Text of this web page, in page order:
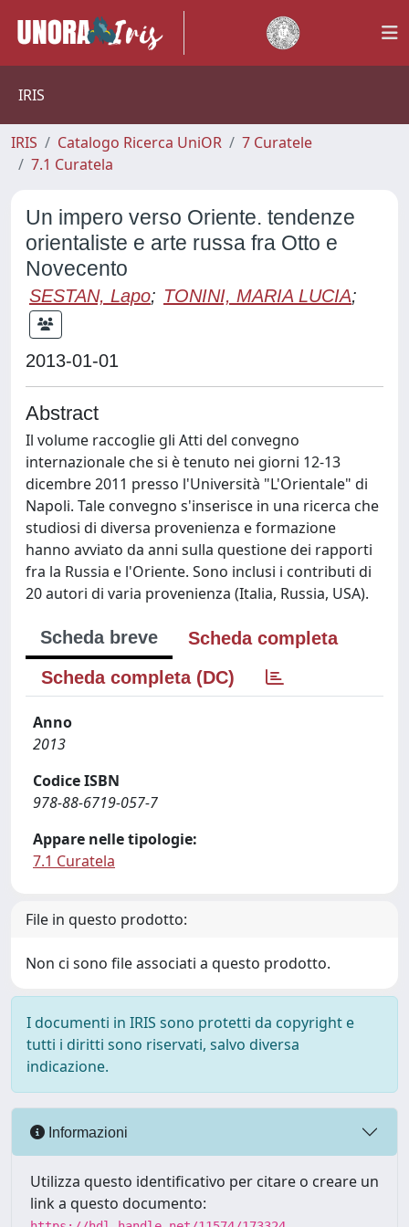
IRIS
IRIS Catalogo Ricerca UniOR
7 Curatele
7.1 Curatela
Un impero verso Oriente. tendenze
orientaliste e arte russa fra Otto e
Novecento
SESTAN, Lapo; TONINI, MARIA LUCIA;
2013-01-01
Abstract
Il volume raccoglie gli Atti del convegno
internazionale che si è tenuto nei giorni 12-13
dicembre 2011 presso l'Università "L'Orientale" di
Napoli. Tale convegno s'inserisce in una ricerca che
studiosi di diversa provenienza e formazione
hanno avviato da anni sulla questione dei rapporti
fra la Russia e l'Oriente. Sono inclusi i contributi di
20 autori di varia provenienza (Italia, Russia, USA).
Scheda breve
Scheda completa
Scheda completa (DC)
Anno
2013
Codice ISBN
978-88-6719-057-7
Appare nelle tipologie:
7.1 Curatela
File in questo prodotto:
Non ci sono file associati a questo prodotto.
I documenti in IRIS sono protetti da copyright e
tutti i diritti sono riservati, salvo diversa
indicazione.
Informazioni
Utilizza questo identificativo per citare o creare un
link a questo documento: